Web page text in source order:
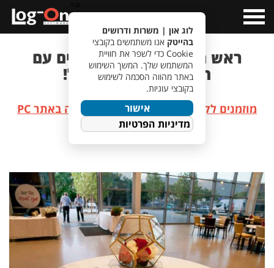
Menu
ראש השנה 6.09.17- חוגגים עם
הופעה של אברהם טל!
מוזמנים לקרוא עוד על אירוע ראש השנה באתר PC
מחשבים ואנשים
לוג און | משרות ודרושים
בהייטק אנו משתמשים בקובצי
Cookie כדי לשפר את חוויית
המשתמש שלך. המשך השימוש
באתר מהווה הסכמה לשימוש
בקובצי עוגיות.
אישור
מדיניות הפרטיות